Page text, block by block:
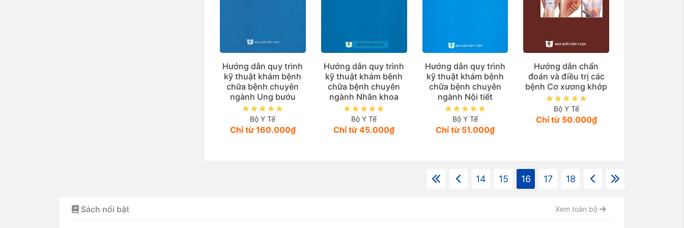
Hướng dẫn quy trình
kỹ thuật khám bệnh
chữa bệnh chuyên
ngành Ung bướu
Bộ Y Tế
Chỉ từ 160.000₫
Hướng dẫn quy trình
kỹ thuật khám bệnh
chữa bệnh chuyên
ngành Nhãn khoa
Bộ Y Tế
Chỉ từ 45.000₫
Hướng dẫn quy trình
kỹ thuật khám bệnh
chữa bệnh chuyên
ngành Nội tiết
Bộ Y Tế
Chỉ từ 51.000₫
Hướng dẫn chẩn
đoán và điều trị các
bệnh Cơ xương khớp
Bộ Y Tế
Chỉ từ 50.000₫
14 15 16 17 18
Sách nổi bật Xem toàn bộ